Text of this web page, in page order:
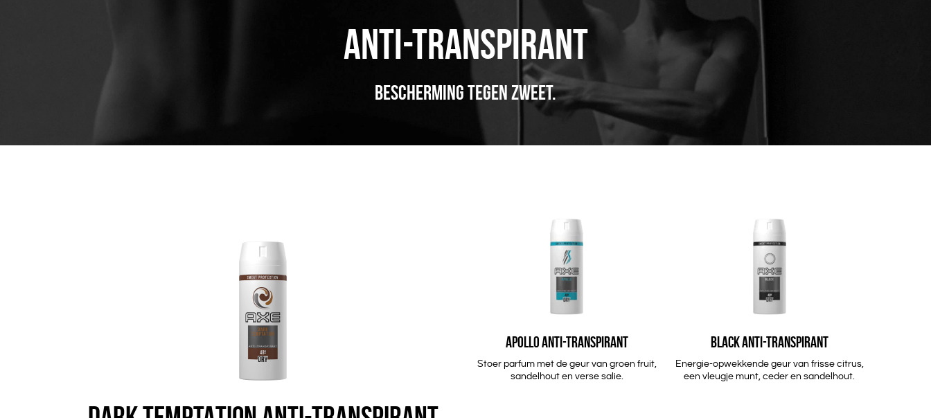
ANTI-TRANSPIRANT
BESCHERMING TEGEN ZWEET.
APOLLO ANTI-TRANSPIRANT
Stoer parfum met de geur van groen fruit,
sandelhout en verse salie.
BLACK ANTI-TRANSPIRANT
Energie-opwekkende geur van frisse citrus,
een vleugje munt, ceder en sandelhout.